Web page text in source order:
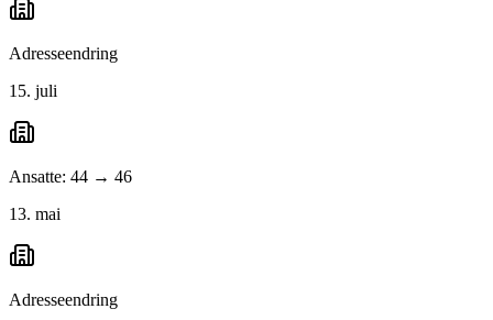
Adresseendring
15. juli
Ansatte: 44 → 46
13. mai
Adresseendring